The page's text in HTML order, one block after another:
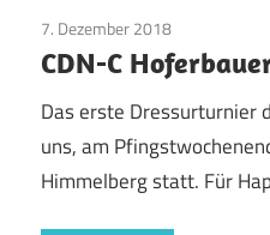
7. Dezember 2018
CDN-C
Das erste Dressurturnier
uns, am
Himmelberg statt. Für